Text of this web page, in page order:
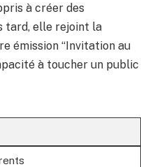
à créer des
tard, elle rejoint la
émission “Invitation au
à toucher un public